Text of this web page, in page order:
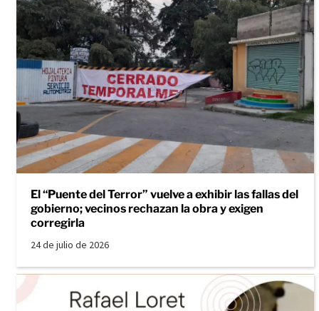
El “Puente del Terror” vuelve a exhibir las fallas del
gobierno; vecinos rechazan la obra y exigen
corregirla
24 de julio de 2026